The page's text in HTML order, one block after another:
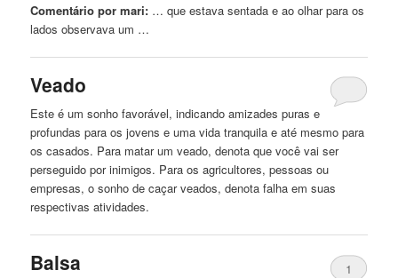
Comentário por mari: … que estava sentadae ao olhar para os
lados observava um …
Veado
Este é um sonho favorável, indicando amizades purase
profundas para os jovense uma vida tranquilae até mesmo para
os casados. Para matar um veado, denota que você vai ser
perseguido por inimigos. Para os agricultores, pessoas ou
empresas, o sonho de caçar veados, denota falha em suas
respectivas atividades.
Balsa
1